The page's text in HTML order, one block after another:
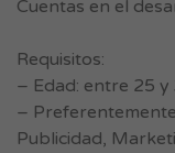
Cuentas en el
Requisitos:
– Edad: entre 25 y
–
Publicidad,